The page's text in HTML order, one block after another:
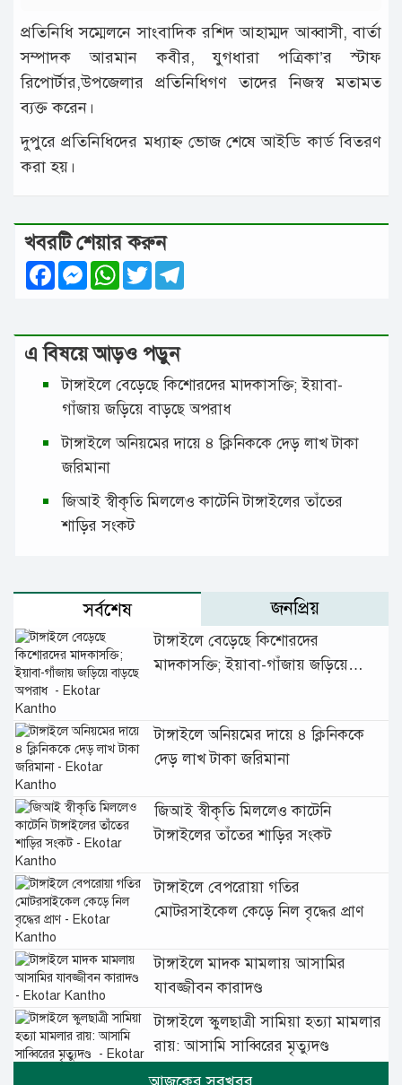
প্রতিনিধি সম্মেলনে সাংবাদিক রশিদ আহাম্মদ আব্বাসী, বার্তা
সম্পাদক আরমান কবীর, যুগধারা পত্রিকা’র স্টাফ
রিপোর্টার,উপজেলার প্রতিনিধিগণ তাদের নিজস্ব মতামত
ব্যক্ত করেন।
দুপুরে প্রতিনিধিদের মধ্যাহ্ন ভোজ শেষে আইডি কার্ড বিতরণ
করা হয়।
খবরটি শেয়ার করুন
FacebookMessenger
WhatsApp
Twitter
এ বিষয়ে আড়ও পড়ুন
টাঙ্গাইলে বেড়েছে কিশোরদের মাদকাসক্তি; ইয়াবা-
গাঁজায় জড়িয়ে বাড়ছে অপরাধ
টাঙ্গাইলে অনিয়মের দায়ে ৪ ক্লিনিককে দেড় লাখ টাকা
জরিমানা
জিআই স্বীকৃতি মিললেও কাটেনি টাঙ্গাইলের তাঁতের
শাড়ির সংকট
সর্বশেষ জনপ্রিয়
টাঙ্গাইলে বেড়েছে কিশোরদের
মাদকাসক্তি; ইয়াবা-গাঁজায় জড়িয়ে
টাঙ্গাইলে অনিয়মের দায়ে ৪ ক্লিনিককে
দেড় লাখ টাকা জরিমানা
জিআই স্বীকৃতি মিললেও কাটেনি
টাঙ্গাইলের তাঁতের শাড়ির সংকট
টাঙ্গাইলে বেপরোয়া গতির
মোটরসাইকেল কেড়ে নিল বৃদ্ধের প্রাণ
টাঙ্গাইলে মাদক মামলায় আসামির
যাবজ্জীবন কারাদণ্ড
টাঙ্গাইলে স্কুলছাত্রী সামিয়া হত্যা মামলার
রায়: আসামি সাব্বিরের মৃত্যুদণ্ড